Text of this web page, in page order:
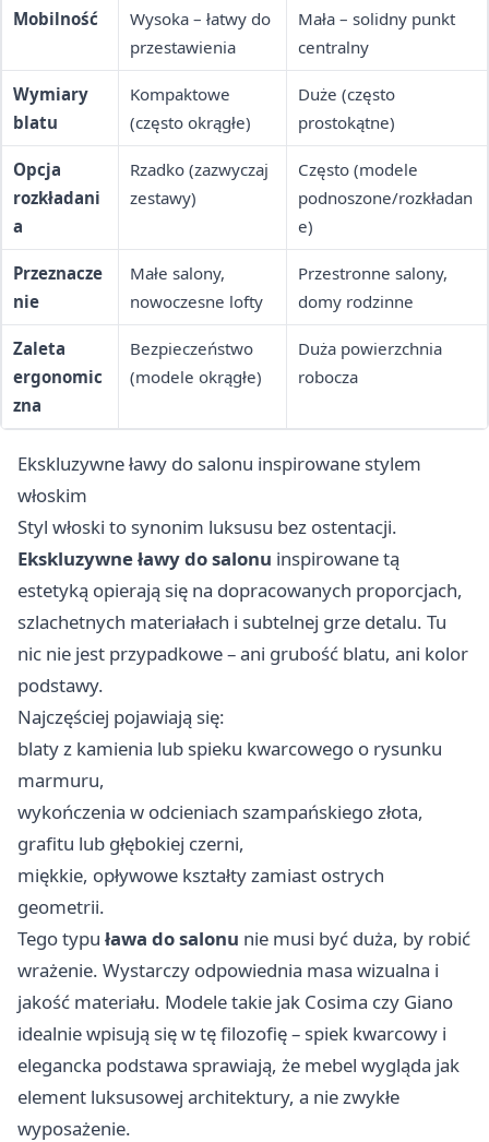
Mobilność
Wysoka – łatwy do
przestawienia
Mała – solidny punkt
centralny
Wymiary
blatu
Kompaktowe
(często okrągłe)
Duże (często
prostokątne)
Opcja
rozkładani
a
Rzadko (zazwyczaj
zestawy)
Często (modele
podnoszone/rozkładan
e)
Przeznacze
nie
Małe salony,
nowoczesne lofty
Przestronne salony,
domy rodzinne
Zaleta
ergonomic
zna
Bezpieczeństwo
(modele okrągłe)
Duża powierzchnia
robocza
Ekskluzywne ławy do salonu inspirowane stylem
włoskim
Styl włoski to synonim luksusu bez ostentacji.
Ekskluzywne ławy do salonu inspirowane tą
estetyką opierają się na dopracowanych proporcjach,
szlachetnych materiałach i subtelnej grze detalu. Tu
nic nie jest przypadkowe – ani grubość blatu, ani kolor
podstawy.
Najczęściej pojawiają się:
blaty z kamienia lub spieku kwarcowego o rysunku
marmuru,
wykończenia w odcieniach szampańskiego złota,
grafitu lub głębokiej czerni,
miękkie, opływowe kształty zamiast ostrych
geometrii.
Tego typu ława do salonu nie musi być duża, by robić
wrażenie. Wystarczy odpowiednia masa wizualna i
jakość materiału. Modele takie jak Cosima czy Giano
idealnie wpisują się w tę filozofię – spiek kwarcowy i
elegancka podstawa sprawiają, że mebel wygląda jak
element luksusowej architektury, a nie zwykłe
wyposażenie.